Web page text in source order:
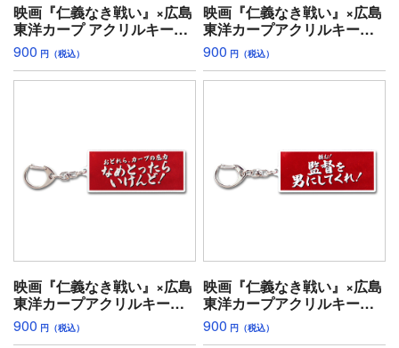
映画『仁義なき戦い』×広島
東洋カープ アクリルキーホ
ルダー（仁義ある戦い）
900 円（税込）
映画『仁義なき戦い』×広島
東洋カープアクリルキーホ
ルダー(絶対点は取らせんけ
ぇ)
900 円（税込）
映画『仁義なき戦い』×広島
東洋カープアクリルキーホ
ルダー(なめとったらいけん
ど)
900 円（税込）
映画『仁義なき戦い』×広島
東洋カープアクリルキーホ
ルダー(監督を男にしてく
れ!)
900 円（税込）